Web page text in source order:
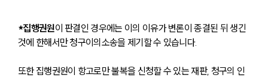
*집행권원이 판결인 경우에는 이의 이유가 변론이 종결된 뒤 생긴
것에 한해서만 청구이의소송을 제기할 수 있습니다.
또한 집행권원이 항고로만 불복을 신청할 수 있는 재판, 청구의 인